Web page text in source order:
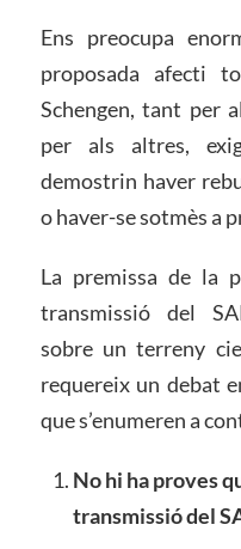
Ens preocupa
proposada afecti
Schengen, tant per
per als altres,
demostrin haver
o haver-se sotmès a
La premissa de la
transmissió del
sobre un terreny
requereix un debat
que s’enumeren a
No hi ha proves
transmissió del